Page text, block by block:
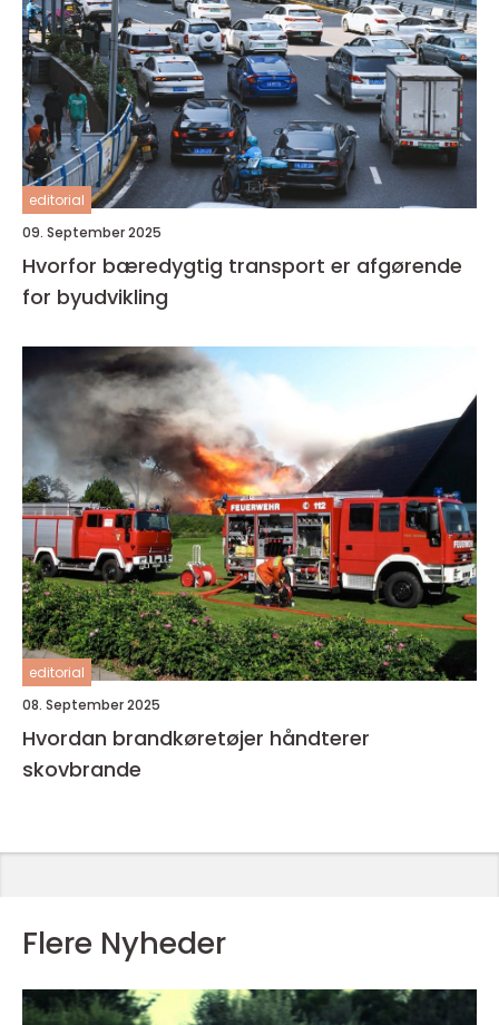
editorial
09. September 2025
Hvorfor bæredygtig transport er afgørende
for byudvikling
editorial
08. September 2025
Hvordan brandkøretøjer håndterer
skovbrande
Flere Nyheder